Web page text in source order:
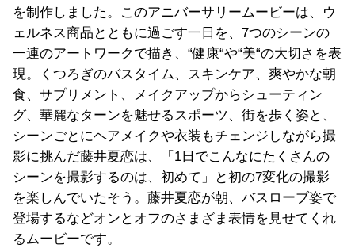
を制作しました。このアニバーサリームービーは、ウ
ェルネス商品とともに過ごす一日を、7つのシーンの
一連のアートワークで描き、“健康“や“美“の大切さを表
現。くつろぎのバスタイム、スキンケア、爽やかな朝
食、サプリメント、メイクアップからシューティン
グ、華麗なターンを魅せるスポーツ、街を歩く姿と、
シーンごとにヘアメイクや衣装もチェンジしながら撮
影に挑んだ藤井夏恋は、「1日でこんなにたくさんの
シーンを撮影するのは、初めて」と初の7変化の撮影
を楽しんでいたそう。藤井夏恋が朝、バスローブ姿で
登場するなどオンとオフのさまざま表情を見せてくれ
るムービーです。